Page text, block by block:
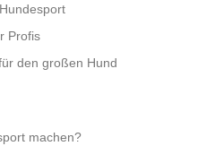
Profis
den großen Hund
machen?